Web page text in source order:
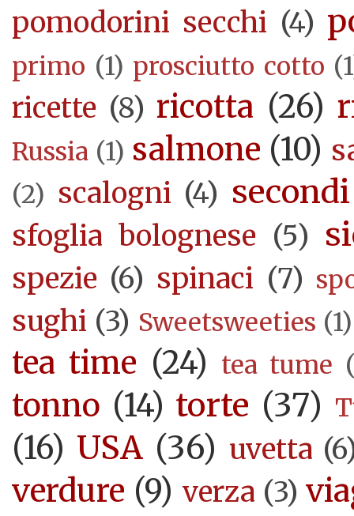
pomodorini secchi (4)
primo (1) prosciutto cotto
ricette (8) ricotta (26)
Russia (1) salmone (10)
(2) scalogni (4) secondi
sfoglia bolognese (5)
spezie (6) spinaci (7)
sughi (3) Sweetsweeties (1)
tea time (24) tea tume
tonno (14) torte (37)
(16) USA (36) uvetta
verdure (9) verza (3)